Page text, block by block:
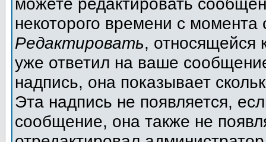
некоторого времени с момента
Редактировать, относящейся
уже ответил на ваше
надпись, она показывает
Эта надпись не появляется,
сообщение, она также не